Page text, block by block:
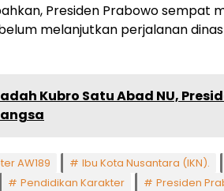
Presiden Prabowo sempat
melanjutkan perjalanan
Kubro Satu Abad NU,
AW189 Ibu Kota Nusantara (IKN).
Pendidikan Karakter
Presiden